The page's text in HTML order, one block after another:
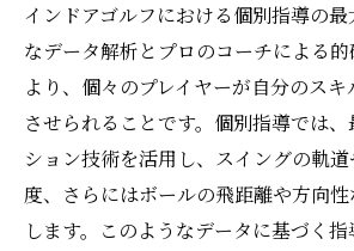
インドアゴルフにおける個別指導の
なデータ解析とプロのコーチによる
より、個々のプレイヤーが自分のス
させられることです。個別指導では
ション技術を活用し、スイングの軌
度、さらにはボールの飛距離や方向
します。このようなデータに基づく指